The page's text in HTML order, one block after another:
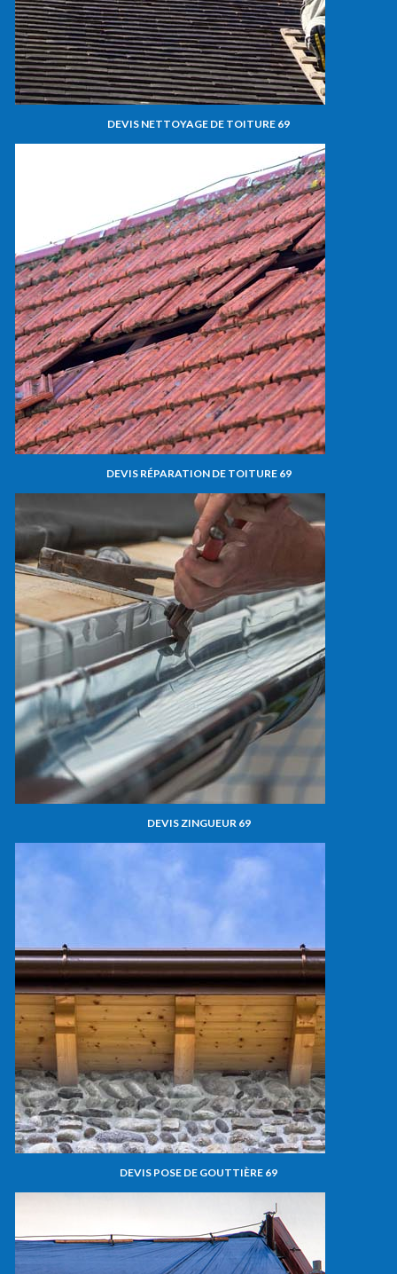
DEVIS NETTOYAGE DE TOITURE 69
DEVIS RÉPARATION DE TOITURE 69
DEVIS ZINGUEUR 69
DEVIS POSE DE GOUTTIÈRE 69